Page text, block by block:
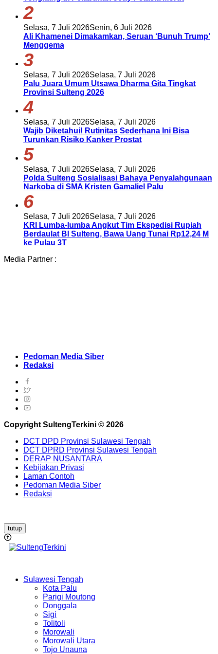
2
Selasa, 7 Juli 2026Senin, 6 Juli 2026
Ali Khamenei Dimakamkan, Seruan ‘Bunuh Trump’
Menggema
3
Selasa, 7 Juli 2026Selasa, 7 Juli 2026
Palu Juara Umum Utsawa Dharma Gita Tingkat
Provinsi Sulteng 2026
4
Selasa, 7 Juli 2026Selasa, 7 Juli 2026
Wajib Diketahui! Rutinitas Sederhana Ini Bisa
Turunkan Risiko Kanker Prostat
5
Selasa, 7 Juli 2026Selasa, 7 Juli 2026
Polda Sulteng Sosialisasi Bahaya Penyalahgunaan
Narkoba di SMA Kristen Gamaliel Palu
6
Selasa, 7 Juli 2026Selasa, 7 Juli 2026
KRI Lumba-lumba Angkut Tim Ekspedisi Rupiah
Berdaulat BI Sulteng, Bawa Uang Tunai Rp12,24 M
ke Pulau 3T
Media Partner :
Pedoman Media Siber
Redaksi
Copyright SultengTerkini © 2026
DCT DPD Provinsi Sulawesi Tengah
DCT DPRD Provinsi Sulawesi Tengah
DERAP NUSANTARA
Kebijakan Privasi
Laman Contoh
Pedoman Media Siber
Redaksi
tutup
Sulawesi Tengah
Kota Palu
Parigi Moutong
Donggala
Sigi
Tolitoli
Morowali
Morowali Utara
Tojo Unauna